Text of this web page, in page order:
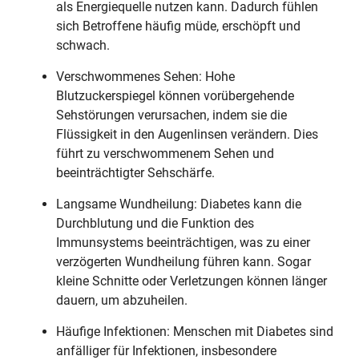
als Energiequelle nutzen kann. Dadurch fühlen
sich Betroffene häufig müde, erschöpft und
schwach.
Verschwommenes Sehen: Hohe
Blutzuckerspiegel können vorübergehende
Sehstörungen verursachen, indem sie die
Flüssigkeit in den Augenlinsen verändern. Dies
führt zu verschwommenem Sehen und
beeinträchtigter Sehschärfe.
Langsame Wundheilung: Diabetes kann die
Durchblutung und die Funktion des
Immunsystems beeinträchtigen, was zu einer
verzögerten Wundheilung führen kann. Sogar
kleine Schnitte oder Verletzungen können länger
dauern, um abzuheilen.
Häufige Infektionen: Menschen mit Diabetes sind
anfälliger für Infektionen, insbesondere